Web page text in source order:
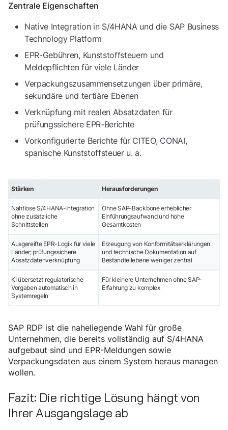
Zentrale Eigenschaften
Native Integration in S/4HANA und die SAP Business
Technology Platform
EPR-Gebühren, Kunststoffsteuern und
Meldepflichten für viele Länder
Verpackungszusammensetzungen über primäre,
sekundäre und tertiäre Ebenen
Verknüpfung mit realen Absatzdaten für
prüfungssichere EPR-Berichte
Vorkonfigurierte Berichte für CITEO, CONAI,
spanische Kunststoffsteuer u. a.
Stärken Herausforderungen
Nahtlose S/4HANA-Integration
ohne zusätzliche
Schnittstellen
Ohne SAP-Backbone erheblicher
Einführungsaufwand und hohe
Gesamtkosten
Ausgereifte EPR-Logik für viele
Länder; prüfungssichere
Absatzdatenverknüpfung
Erzeugung von Konformitätserklärungen
und technische Dokumentation auf
Bestandteilebene weniger zentral
KI übersetzt regulatorische
Vorgaben automatisch in
Systemregeln
Für kleinere Unternehmen ohne SAP-
Erfahrung zu komplex
SAP RDP ist die naheliegende Wahl für große
Unternehmen, die bereits vollständig auf S/4HANA
aufgebaut sind und EPR-Meldungen sowie
Verpackungsdaten aus einem System heraus managen
wollen.
Fazit: Die richtige Lösung hängt von
Ihrer Ausgangslage ab